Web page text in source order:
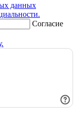
данных
Согласие